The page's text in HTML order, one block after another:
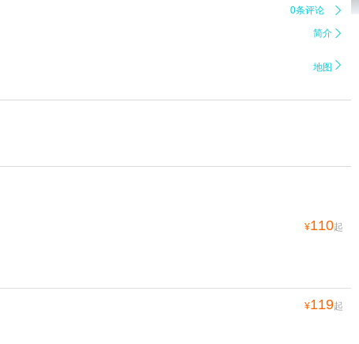
0条评论 
简介 
地图 
¥110起
¥119起